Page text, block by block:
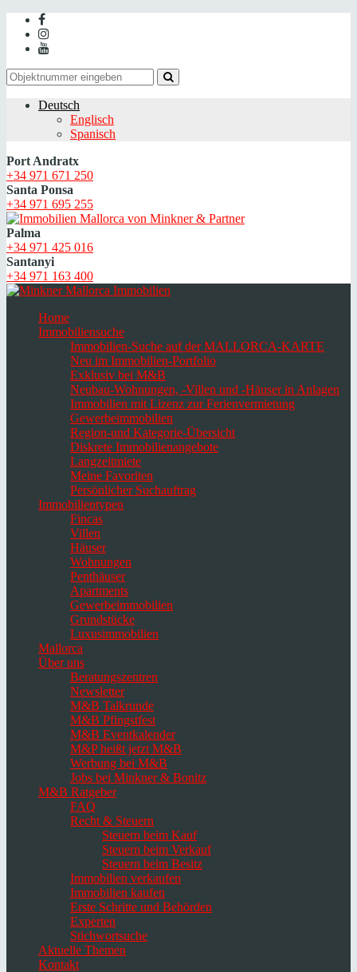
Deutsch
Englisch
Spanisch
Port Andratx
+34 971 671 250
Santa Ponsa
+34 971 695 255
Palma
+34 971 425 016
Santanyi
+34 971 163 400
Home
Immobiliensuche
Immobilien-Suche auf der MALLORCA-KARTE
Neu im Immobilien-Portfolio
Exklusiv bei M&B
Neubau-Wohnungen, -Villen und -Häuser in Anlagen
Immobilien mit Lizenz zur Ferienvermietung
Gewerbeimmobilien
Region-und Kategorie-Übersicht
Diskrete Immobilienangebote
Langzeitmiete
Meine Favoriten
Persönlicher Suchauftrag
Immobilientypen
Fincas
Villen
Häuser
Wohnungen
Penthäuser
Apartments
Gewerbeimmobilien
Grundstücke
Luxusimmobilien
Mallorca
Über uns
Beratungszentren
Newsletter
M&B Talkrunde
M&B Pfingstfest
M&B Eventkalender
M&P heißt jetzt M&B
Werbung bei M&B
Jobs bei Minkner & Bonitz
M&B Ratgeber
FAQ
Recht & Steuern
Steuern beim Kauf
Steuern beim Verkauf
Steuern beim Besitz
Immobilien verkaufen
Immobilien kaufen
Erste Schritte und Behörden
Experten
Stichwortsuche
Aktuelle Themen
Kontakt